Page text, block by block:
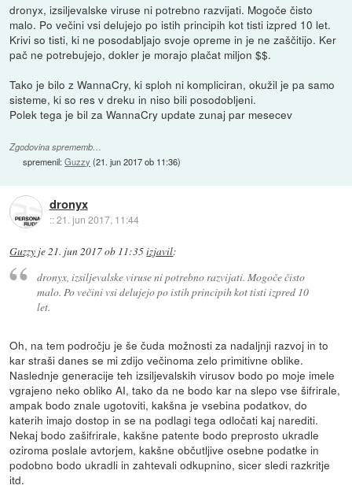
dronyx, izsiljevalske viruse ni potrebno razvijati. Mogoče čisto
malo. Po večini vsi delujejo po istih principih kot tisti izpred 10 let.
Krivi so tisti, ki ne posodabljajo svoje opreme in je ne zaščitijo. Ker
pač ne potrebujejo, dokler je morajo plačat miljon $$.
Tako je bilo z WannaCry, ki sploh ni kompliciran, okužil je pa samo
sisteme, ki so res v dreku in niso bili posodobljeni.
Polek tega je bil za WannaCry update zunaj par mesecev
Zgodovina sprememb…
spremenil:Guzzy (21. jun 2017 ob 11:36)
dronyx
::21. jun 2017, 11:44
Guzzy je21. jun 2017 ob 11:35izjavil:
dronyx, izsiljevalske viruse ni potrebno razvijati. Mogoče čisto
malo. Po večini vsi delujejo po istih principih kot tisti izpred 10
let.
Oh, na tem področju je še čuda možnosti za nadaljnji razvoj in to
kar straši danes se mi zdijo večinoma zelo primitivne oblike.
Naslednje generacije teh izsiljevalskih virusov bodo po moje imele
vgrajeno neko obliko AI, tako da ne bodo kar na slepo vse šifrirale,
ampak bodo znale ugotoviti, kakšna je vsebina podatkov, do
katerih imajo dostop in se na podlagi tega odločati kaj narediti.
Nekaj bodo zašifrirale, kakšne patente bodo preprosto ukradle
oziroma poslale avtorjem, kakšne občutljive osebne podatke in
podobno bodo ukradli in zahtevali odkupnino, sicer sledi razkritje
itd.